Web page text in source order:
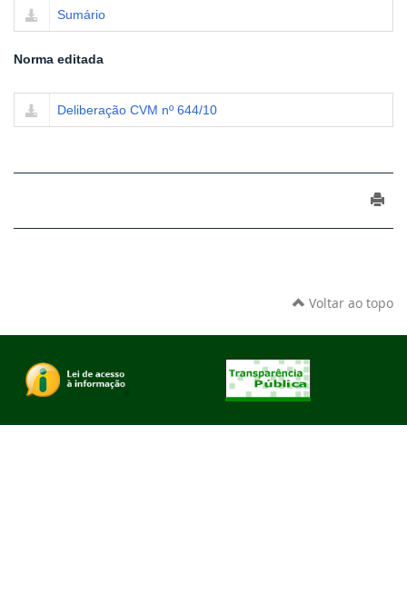
Sumário
Norma editada
Deliberação CVM nº 644/10
Voltar ao topo